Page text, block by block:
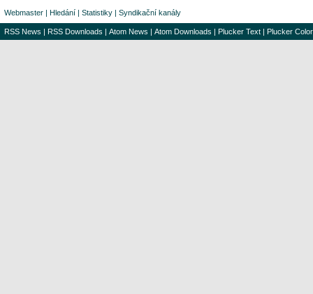
Webmaster | Hledání | Statistiky | Syndikační kanály
RSS News | RSS Downloads | Atom News | Atom Downloads | Plucker Text | Plucker Color